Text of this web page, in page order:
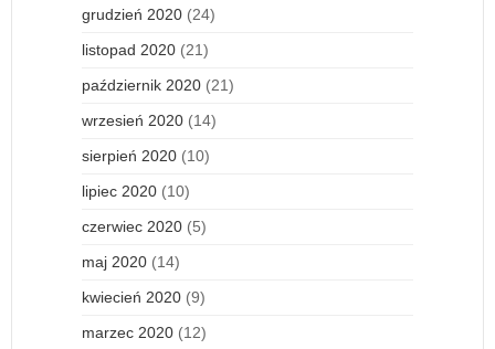
grudzień 2020 (24)
listopad 2020 (21)
październik 2020 (21)
wrzesień 2020 (14)
sierpień 2020 (10)
lipiec 2020 (10)
czerwiec 2020 (5)
maj 2020 (14)
kwiecień 2020 (9)
marzec 2020 (12)